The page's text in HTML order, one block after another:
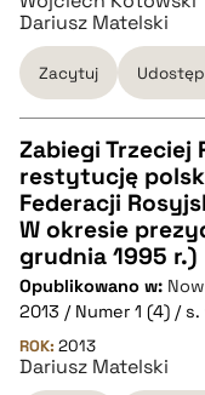
pobierz cytat
Dariusz Matelski
Zacytuj
CZYSTY TEKST
pobierz cytat
BIBTEX
Zabiegi Trzeciej
restytucję
Federacji
W okresie
grudnia 1995 r.)
Opublikowano w:
2013 / Numer 1 (4) / s.
ROK: 2013
Dariusz Matelski